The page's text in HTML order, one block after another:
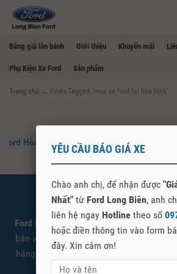
Bảng giá lăn bánh Giới thiệu Khuyến mãi
Phụ Kiện Xe Ford Sản phẩm
Trang chủ → Posts Tagged "mua xe ford tại hòa bình"
Ford Hòa Bình – Đại Lý Mua Bán Xe Ford
SHOWROOM FORD
Ford Long Biên là đại lý cấp 1 ủy quyền
bán và giới thiệu các sản phẩm xe Ford
hãng. Quý khách có nhu cầu tìm hiểu
được tư vấn và báo giá tốt
YÊU CẦU BÁO GIÁ XE
Chào anh chị, để nhận được
Nhất" từ Ford Long Biên, anh
liên hệ ngay Hotline theo số
hoặc điền thông tin vào form
đây. Xin cảm ơn!